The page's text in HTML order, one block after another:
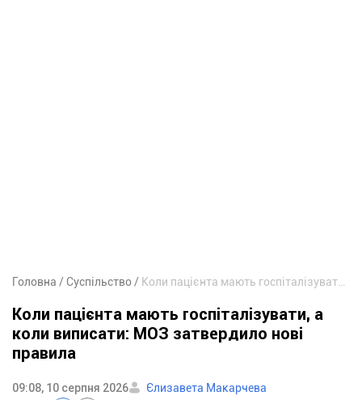
Головна Суспільство
Коли пацієнта мають госпіталізувати, а
коли виписати: МОЗ затвердило нові
правила
09:08, 10 серпня 2026
Єлизавета Макарчева